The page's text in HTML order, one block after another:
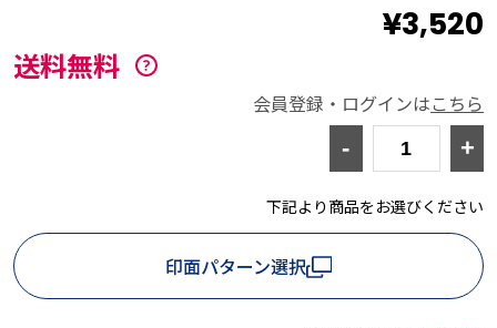
¥3,520
送料無料
会員登録・ログインはこちら
- +
下記より商品をお選びください
印面パターン選択